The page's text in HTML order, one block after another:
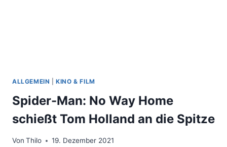
ALLGEMEIN |KINO & FILM
Spider-Man: No Way Home
schießt Tom Holland an die Spitze
Von Thilo 19. Dezember 2021